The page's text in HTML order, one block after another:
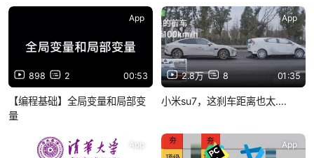
898 2 00:53
App
【编程基础】全局变量和局部变
量
2.8万 8 01:35
App
小米su7，这刹车距离也太….
App App